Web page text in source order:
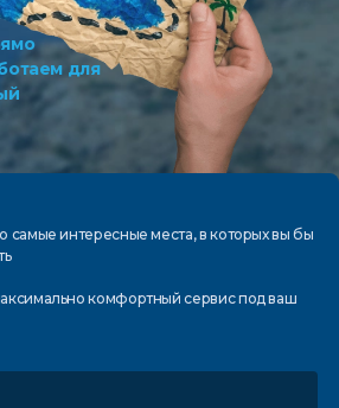
для
самыеинтересные места, в которыхвы бы
комфортныйсервис под ваш